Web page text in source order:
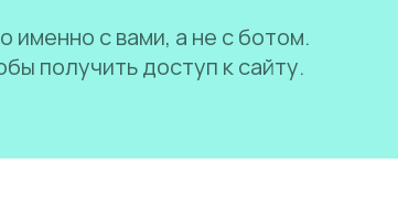
с вами, а не с ботом.
получить доступ к сайту.